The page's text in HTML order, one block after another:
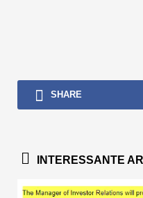
SHARE
INTERESSANTE